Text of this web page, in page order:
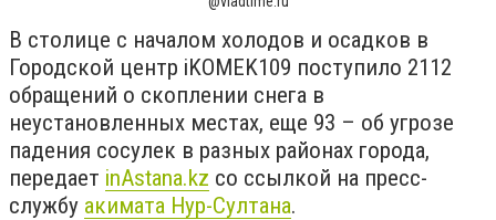
В столице с началом холодов и осадков в
Городской центр iKOMEK109 поступило 2112
обращений о скоплении снега в
неустановленных местах, еще 93 – об угрозе
падения сосулек в разных районах города,
передает inAstana.kz со ссылкой на пресс-
службу акимата Нур-Султана.